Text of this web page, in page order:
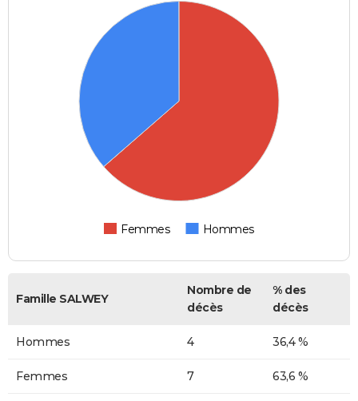
Femmes Hommes
Famille SALWEY
Nombre de
décès
% des
décès
Hommes 4 36,4 %
Femmes 7 63,6 %